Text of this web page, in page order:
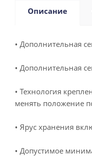
Описание
• Дополнительная
• Дополнительная
• Технология
менять положение
• Ярус хранения
• Допустимое